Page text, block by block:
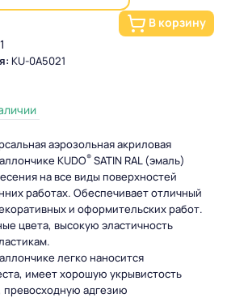
В корзину
KU-0A5021
аэрозольная акриловая
KUDO® SATIN RAL (эмаль)
на все виды поверхностей
работах. Обеспечивает отличный
и оформительских работ.
цвета, высокую эластичность
легко наносится
имеет хорошую укрывистость
превосходную адгезию